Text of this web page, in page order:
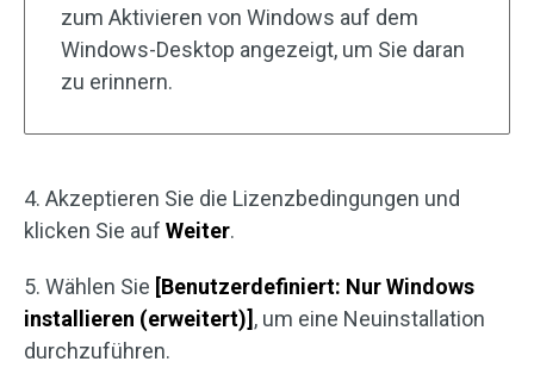
zum Aktivieren von Windows auf dem
Windows-Desktop angezeigt, um Sie daran
zu erinnern.
4. Akzeptieren Sie die Lizenzbedingungen und
klicken Sie auf Weiter.
5. Wählen Sie [Benutzerdefiniert: Nur Windows
installieren (erweitert)] , um eine Neuinstallation
durchzuführen.